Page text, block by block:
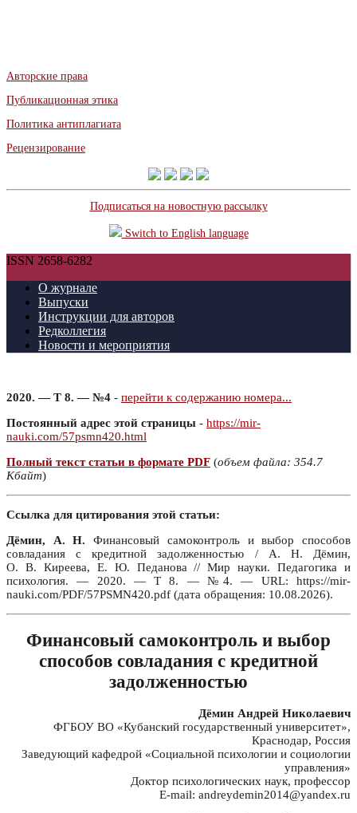
Авторские права
Публикационная этика
Политика антиплагиата
Рецензирование
Подписаться на новостную рассылку
Switch to English language
ISSN 2658-6282
О журнале
Выпуски
Инструкции для авторов
Редколлегия
Новости и мероприятия
2020. — Т 8. — №4 - перейти к содержанию номера...
Постоянный адрес этой страницы - https://mir-
nauki.com/57psmn420.html
Полный текст статьи в формате PDF (объем файла: 354.7
Кбайт)
Ссылка для цитирования этой статьи:
Дёмин, А. Н. Финансовый самоконтроль и выбор способов
совладания с кредитной задолженностью / А. Н. Дёмин,
О. В. Киреева, Е. Ю. Педанова // Мир науки. Педагогика и
психология. — 2020. — Т 8. — №4. — URL: https://mir-
nauki.com/PDF/57PSMN420.pdf (дата обращения: 10.08.2026).
Финансовый самоконтроль и выбор
способов совладания с кредитной
задолженностью
Дёмин Андрей Николаевич
ФГБОУ ВО «Кубанский государственный университет»,
Краснодар, Россия
Заведующий кафедрой «Социальной психологии и социологии
управления»
Доктор психологических наук, профессор
E-mail: andreydemin2014@yandex.ru